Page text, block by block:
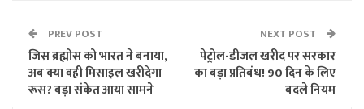
PREV POST
जिस ब्रह्मोस को भारत ने बनाया,
अब क्या वही मिसाइल खरीदेगा
रूस? बड़ा संकेत आया सामने
NEXT POST
पेट्रोल-डीजल खरीद पर सरकार
का बड़ा प्रतिबंध! 90 दिन के लिए
बदले नियम